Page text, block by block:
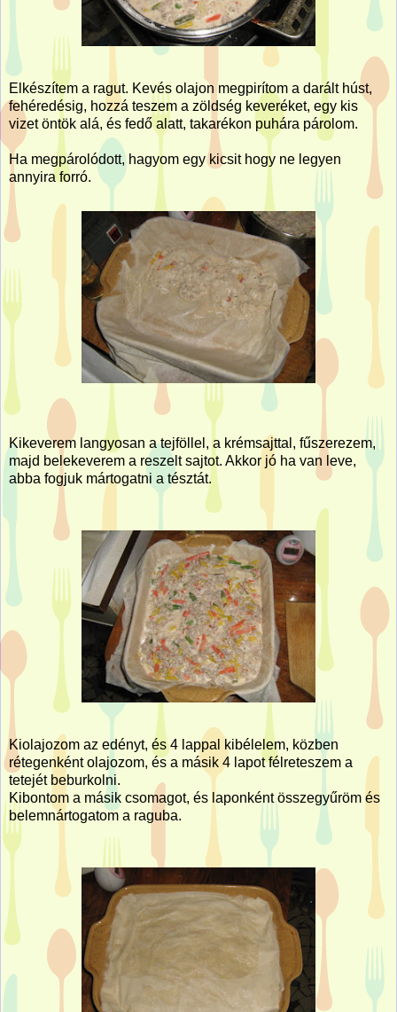
Elkészítem a ragut. Kevés olajon megpirítom a darált húst,
fehéredésig, hozzá teszem a zöldség keveréket, egy kis
vizet öntök alá, és fedő alatt, takarékon puhára párolom.
Ha megpárolódott, hagyom egy kicsit hogy ne legyen
annyira forró.
Kikeverem langyosan a tejföllel, a krémsajttal, fűszerezem,
majd belekeverem a reszelt sajtot. Akkor jó ha van leve,
abba fogjuk mártogatni a tésztát.
Kiolajozom az edényt, és 4 lappal kibélelem, közben
rétegenként olajozom, és a másik 4 lapot félreteszem a
tetejét beburkolni.
Kibontom a másik csomagot, és laponként összegyűröm és
belemnártogatom a raguba.